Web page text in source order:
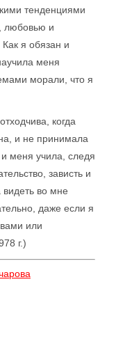
тенденциями
любовью и
я обязан и
меня
морали, что я
когда
и не принимала
меня учила, следя
зависть и
во мне
даже если я
или
г.)